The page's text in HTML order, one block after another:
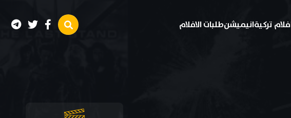
تركيةانيميشنطلبات الافلام